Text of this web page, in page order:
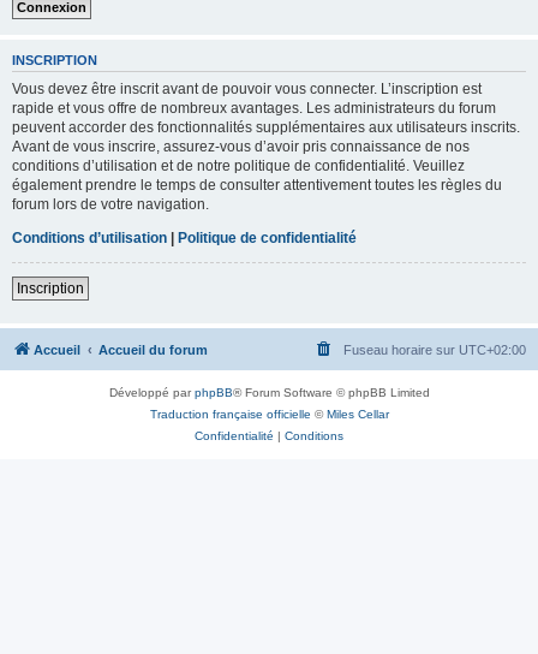
INSCRIPTION
Vous devez être inscrit avant de pouvoir vous connecter. L’inscription est
rapide et vous offre de nombreux avantages. Les administrateurs du forum
peuvent accorder des fonctionnalités supplémentaires aux utilisateurs inscrits.
Avant de vous inscrire, assurez-vous d’avoir pris connaissance de nos
conditions d’utilisation et de notre politique de confidentialité. Veuillez
également prendre le temps de consulter attentivement toutes les règles du
forum lors de votre navigation.
Conditions d’utilisation | Politique de confidentialité
Inscription
Accueil Accueil du forum Fuseau horaire sur UTC+02:00
Développé parphpBB® Forum Software © phpBB Limited
Traduction française officielle ©Miles Cellar
Confidentialité | Conditions